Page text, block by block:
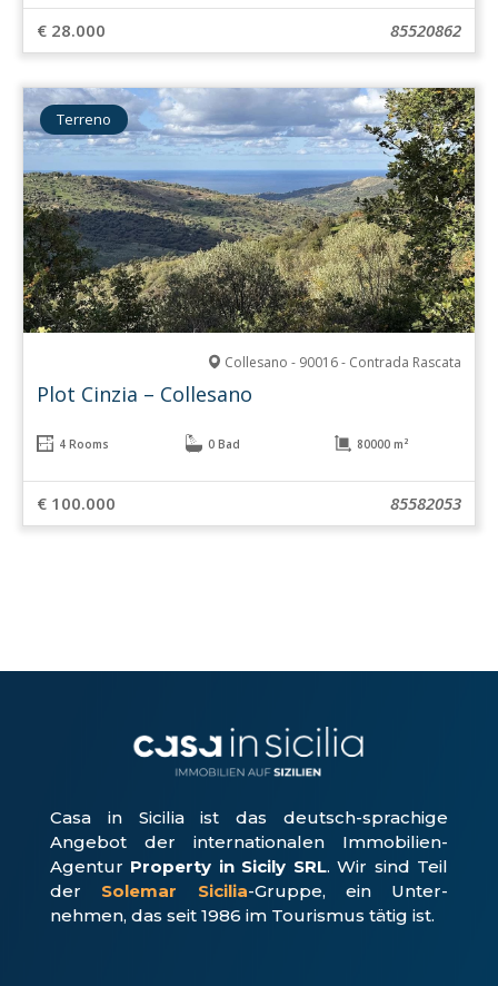
€ 28.000 85520862
Terreno
Collesano - 90016 - Contrada Rascata
Plot Cinzia – Collesano
4 Rooms 0 Bad 80000 m²
€ 100.000 85582053
Casa in Sicilia ist das deutsch-sprachige
Angebot der internationalen Immobilien-
Agentur Property in Sicily SRL. Wir sind Teil
der Solemar Sicilia-Gruppe, ein Unter­
nehmen, das seit 1986 im Tourismus tätig ist.